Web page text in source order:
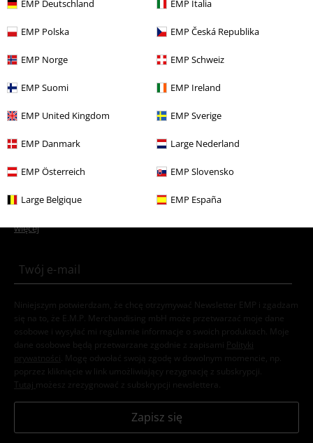
EMP Deutschland EMP Italia
EMP Polska EMP Česká Republika
EMP Norge EMP Schweiz
EMP Suomi EMP Ireland
EMP United Kingdom EMP Sverige
EMP Danmark Large Nederland
EMP Österreich EMP Slovensko
Large Belgique EMP España
Rozrywka
Odzież Bluzy i Swetry
Nowości Odzież
Motywy
Wyprzedaż % Mężczyźni
Newsletter
więcej
Niniejszym potwierdzam, że chcę otrzymywać Newsletter EMP i zgadzam
się na to, że E.M.P. Merchandising mbH może przetwarzać moje dane
osobowe i wysyłać mi regularnie informacje o swoich produktach. Moje
dane osobowe będą przetwarzane zgodnie z zapisami
Polityki
prywatności . Mogę odwołać swoją zgodę w dowolnym momencie, np.
poprzez kliknięcie w link umożliwiający rezygnację z subskrypcji.
Tutaj możesz zrezygnować z subskrypcji newslettera.
Zapisz się